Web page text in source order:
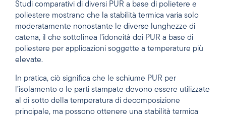
Studi comparativi di diversi PUR a base di polietere e
poliestere mostrano che la stabilità termica varia solo
moderatamente nonostante le diverse lunghezze di
catena, il che sottolinea l’idoneità dei PUR a base di
poliestere per applicazioni soggette a temperature più
elevate.
In pratica, ciò significa che le schiume PUR per
l’isolamento o le parti stampate devono essere utilizzate
al di sotto della temperatura di decomposizione
principale, ma possono ottenere una stabilità termica